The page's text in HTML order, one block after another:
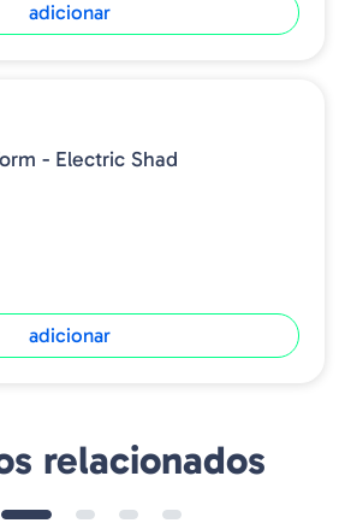
adicionar
- Electric Shad
adicionar
relacionados